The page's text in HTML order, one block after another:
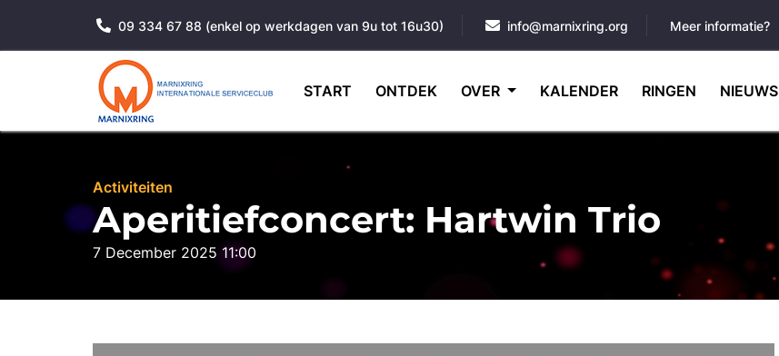
09 334 67 88 (enkel op werkdagen van 9u tot 16u30) info@marnixring.org Meer informatie?
START ONTDEK OVER KALENDER RINGEN NIEUWS
Activiteiten
Aperitiefconcert: Hartwin Trio
7 December 2025 11:00